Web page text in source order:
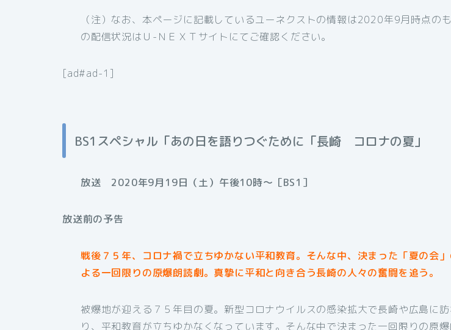
（注）なお、本ページに記載しているユーネクストの情報は2020年9月時点の
の配信状況はＵ-ＮＥＸＴサイトにてご確認ください。
[ad#ad-1]
BS1スペシャル「あの日を語りつぐために「長崎 コロナの夏 」
放送 2020年9月19日（土）午後10時〜［BS1］
放送前の予告
戦後７５年、コロナ禍で立ちゆかない平和教育。そんな中、決まった「夏の会
よる一回限りの原爆朗読劇。真摯に平和と向き合う長崎の人々の奮闘を追う。
被爆地が迎える７５年目の夏。新型コロナウイルスの感染拡大で長崎や広島に
り、平和教育が立ちゆかなくなっています。そんな中で決まった一回限りの原